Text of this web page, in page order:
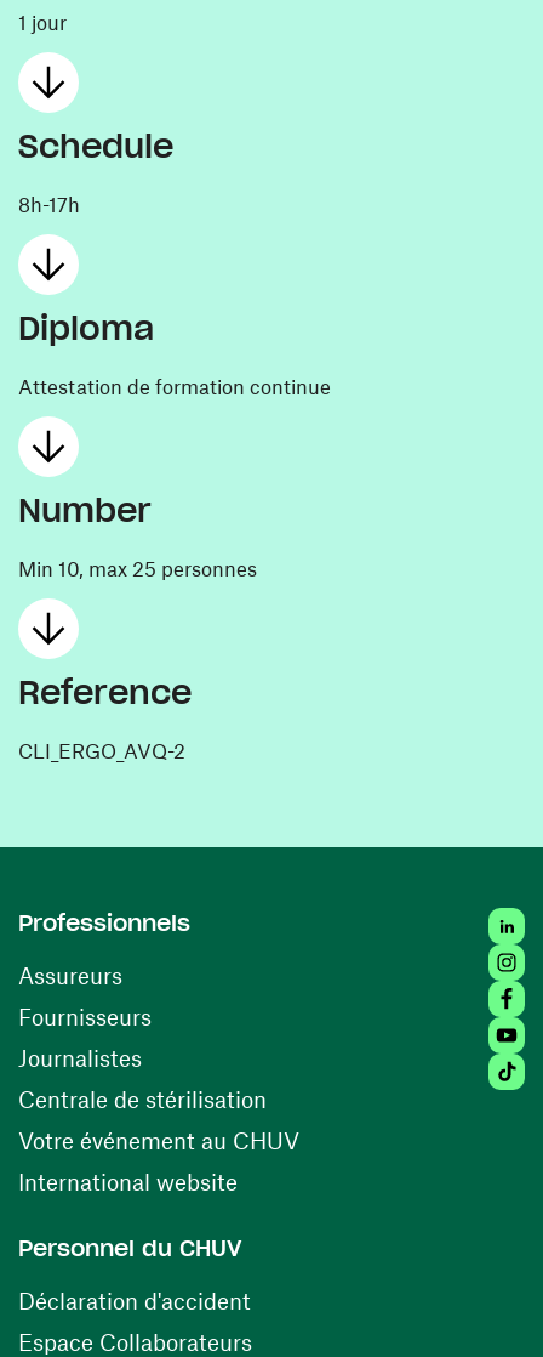
1 jour
Schedule
8h-17h
Diploma
Attestation de formation continue
Number
Min 10, max 25 personnes
Reference
CLI_ERGO_AVQ-2
Professionnels
Assureurs
Fournisseurs(opens in a new window)
Journalistes
Centrale de stérilisation (opens in a new window)
Votre événement au CHUV(opens in a new
International website
Personnel du CHUV
Déclaration d'accident
Espace Collaborateurs(opens in a new window)